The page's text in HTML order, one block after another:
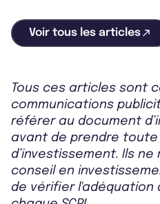
Voir tous les articles
Tous ces articles sont
communications
référer au document
avant de prendre
d’investissement. Ils
conseil en
de vérifier